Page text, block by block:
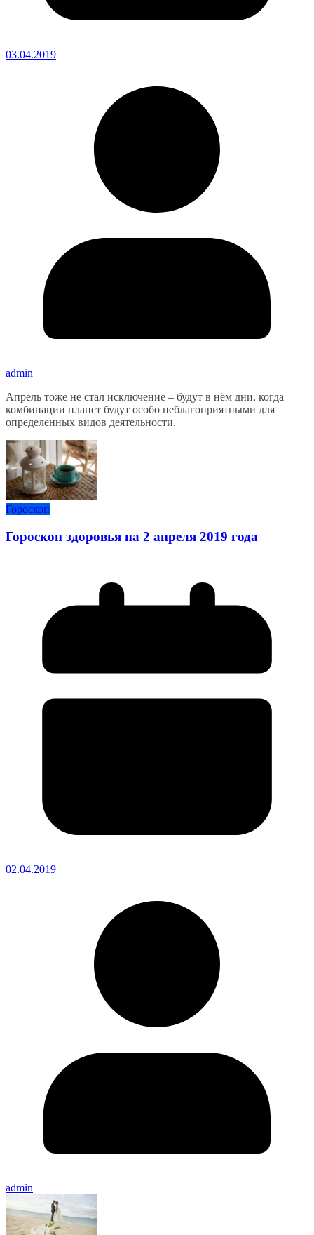
03.04.2019
admin
Апрель тоже не стал исключение – будут в нём дни, когда
комбинации планет будут особо неблагоприятными для
определенных видов деятельности.
Гороскоп
Гороскоп здоровья на 2 апреля 2019 года
02.04.2019
admin